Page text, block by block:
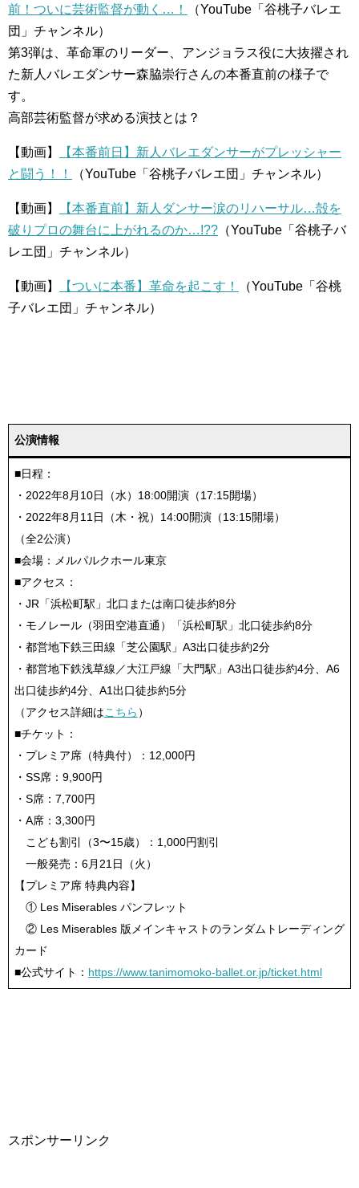
前！ついに芸術監督が動く…！
（YouTube「谷桃子バレエ
団」チャンネル）
第3弾は、革命軍のリーダー、アンジョラス役に大抜擢され
た新人バレエダンサー森脇崇行さんの本番直前の様子で
す。
高部芸術監督が求める演技とは？
【動画】
【本番前日】新人バレエダンサーがプレッシャー
と闘う！！
（YouTube「谷桃子バレエ団」チャンネル）
【動画】
【本番直前】新人ダンサー涙のリハーサル…殻を
破りプロの舞台に上がれるのか…!?? （YouTube「谷桃子バ
レエ団」チャンネル）
【動画】 【ついに本番】革命を起こす！
（YouTube「谷桃
子バレエ団」チャンネル）
公演情報
■日程：
・2022年8月10日（水）18:00開演（17:15開場）
・2022年8月11日（木・祝）14:00開演（13:15開場）
（全2公演）
■会場：メルパルクホール東京
■アクセス：
・JR「浜松町駅」北口または南口徒歩約8分
・モノレール（羽田空港直通）「浜松町駅」北口徒歩約8分
・都営地下鉄三田線「芝公園駅」A3出口徒歩約2分
・都営地下鉄浅草線／大江戸線「大門駅」A3出口徒歩約4分、A6
出口徒歩約4分、A1出口徒歩約5分
（アクセス詳細は こちら ）
■チケット：
・プレミア席（特典付）：12,000円
・SS席：9,900円
・S席：7,700円
・A席：3,300円
こども割引（3〜15歳）：1,000円割引
一般発売：6月21日（火）
【プレミア席 特典内容】
① Les Miserables パンフレット
② Les Miserables 版メインキャストのランダムトレーディング
カード
■公式サイト： https://www.tanimomoko-ballet.or.jp/ticket.html
スポンサーリンク